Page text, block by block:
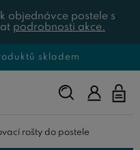
objednávce postele s
podrobnosti akce.
skladem
Napište,
co
rošty do postele